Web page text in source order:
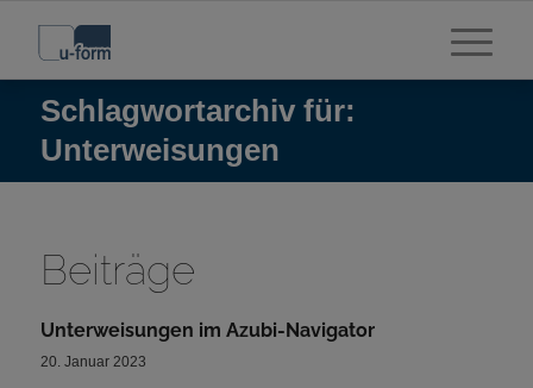
Schlagwortarchiv für:
Unterweisungen
Beiträge
Unterweisungen im Azubi-Navigator
20. Januar 2023